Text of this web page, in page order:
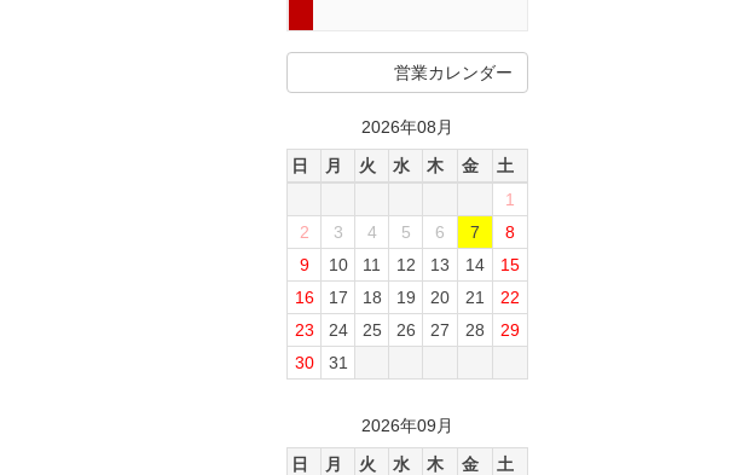
営業カレンダー
2026年08月
日
月 火 水 木 金
土
1
2
3 4 5 6 7
8
9
10 11 12 13 14
15
16
17 18 19 20 21
22
23
24 25 26 27 28
29
30
31
2026年09月
日
月 火 水 木 金 土